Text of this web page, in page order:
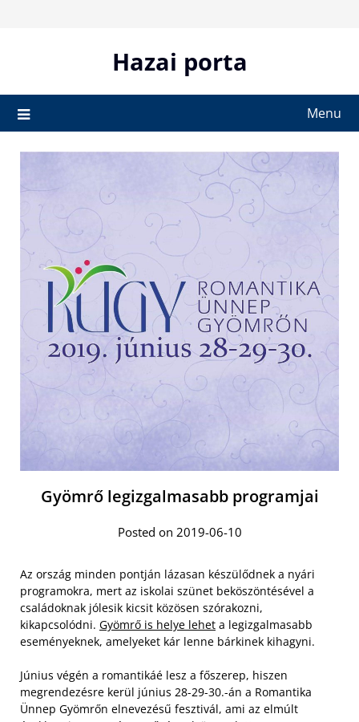
Hazai porta
Menu
Gyömrő legizgalmasabb programjai
Posted on 2019-06-10
Az ország minden pontján lázasan készülődnek a nyári
programokra, mert az iskolai szünet beköszöntésével a
családoknak jólesik kicsit közösen szórakozni,
kikapcsolódni. Gyömrő is helye lehet a legizgalmasabb
eseményeknek, amelyeket kár lenne bárkinek kihagyni.
Június végén a romantikáé lesz a főszerep, hiszen
megrendezésre kerül június 28-29-30.-án a Romantika
Ünnep Gyömrőn elnevezésű fesztivál, ami az elmúlt